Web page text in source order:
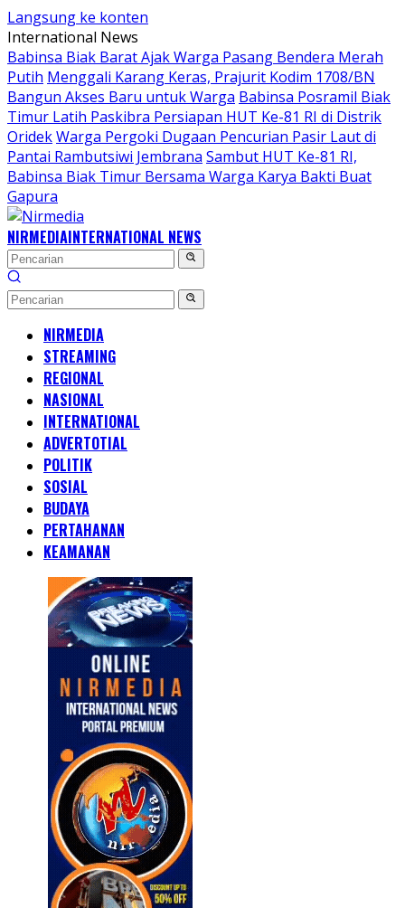
Langsung ke konten
International News
Babinsa Biak Barat Ajak Warga Pasang Bendera Merah
Putih Menggali Karang Keras, Prajurit Kodim 1708/BN
Bangun Akses Baru untuk Warga Babinsa Posramil Biak
Timur Latih Paskibra Persiapan HUT Ke-81 RI di Distrik
OridekWarga Pergoki Dugaan Pencurian Pasir Laut di
Pantai Rambutsiwi Jembrana Sambut HUT Ke-81 RI,
Babinsa Biak Timur Bersama Warga Karya Bakti Buat
Gapura
NIRMEDIAINTERNATIONAL NEWS
NIRMEDIA
STREAMING
REGIONAL
NASIONAL
INTERNATIONAL
ADVERTOTIAL
POLITIK
SOSIAL
BUDAYA
PERTAHANAN
KEAMANAN